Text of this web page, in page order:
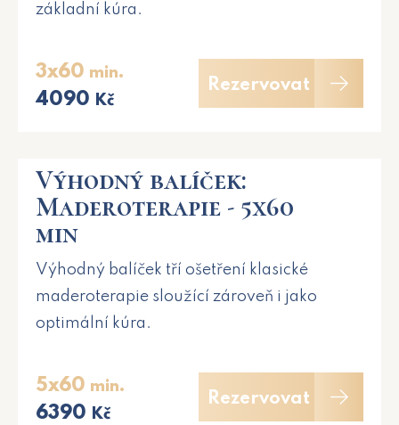
základní kúra.
3x60 min.
4090 Kč
Rezervovat
Výhodný balíček:
Maderoterapie - 5x60
min
Výhodný balíček tří ošetření klasické
maderoterapie sloužící zároveň i jako
optimální kúra.
5x60 min.
6390 Kč
Rezervovat